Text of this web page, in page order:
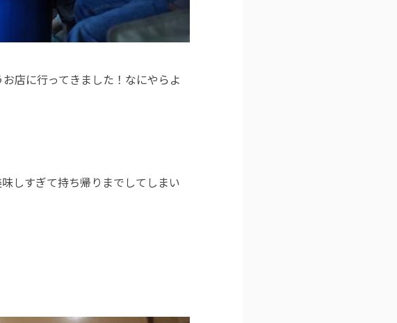
お店に行ってきました！なにやらよ
しすぎて持ち帰りまでしてしまい